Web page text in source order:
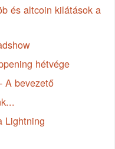
és altcoin kilátások a
hétvége
A bevezető
Lightning